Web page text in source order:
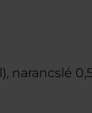
narancslé